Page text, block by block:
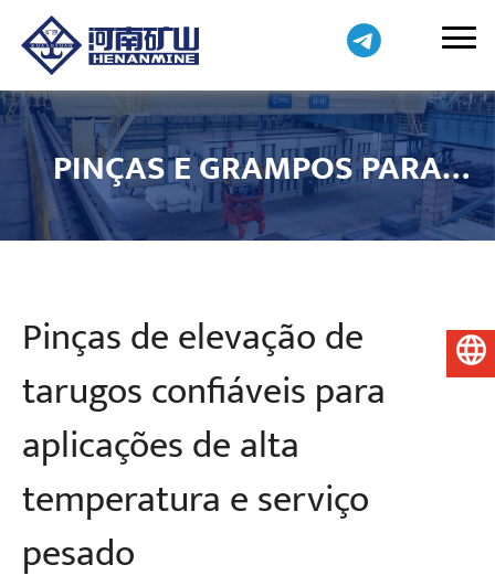
PINÇAS E GRAMPOS PARA
GUINDASTE
Pinças de elevação de
tarugos confiáveis para
aplicações de alta
temperatura e serviço
pesado
Português do Brasil